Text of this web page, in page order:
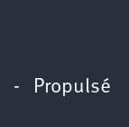
- Propulsé